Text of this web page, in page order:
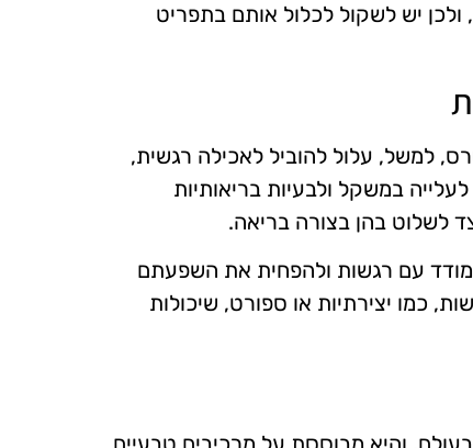
ולכן יש לשקול לכלול אותם בתפריט
למשל, עלול להוביל לאכילה רגשית,
במשקל ולבעיות בריאותיות
לשלוט בהן בצורה בריאה.
עם רגשות ולהפחית את השפעתם
כמו יצירתיות או ספורט, שיכולות